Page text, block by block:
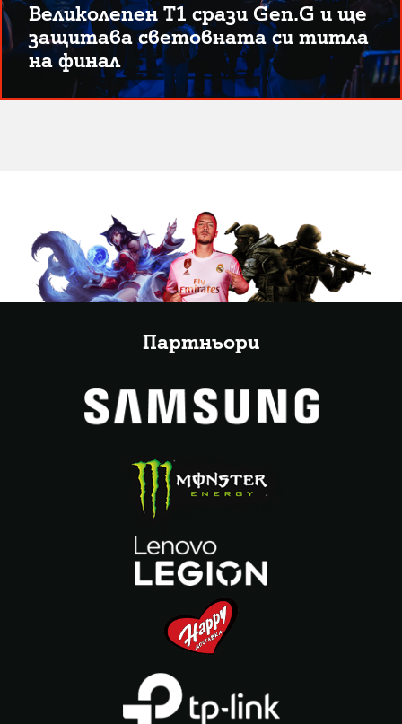
Великолепен T1 срази Gen.G и ще
защитава световната си титла
на финал
Партньори